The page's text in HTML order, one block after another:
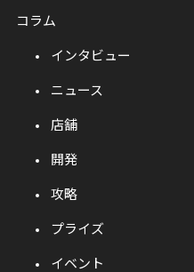
コラム
インタビュー
ニュース
店舗
開発
攻略
プライズ
イベント